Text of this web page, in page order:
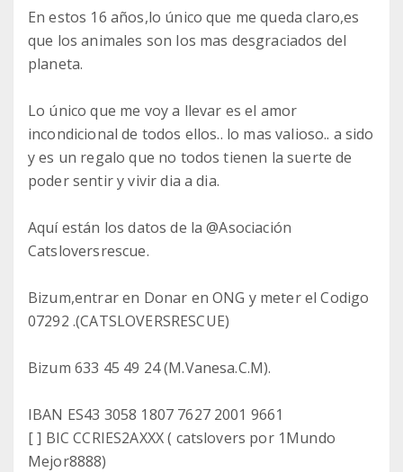
En estos 16 años,lo único que me queda claro,es
que los animales son los mas desgraciados del
planeta.
Lo único que me voy a llevar es el amor
incondicional de todos ellos.. lo mas valioso.. a sido
y es un regalo que no todos tienen la suerte de
poder sentir y vivir dia a dia.
Aquí están los datos de la @Asociación
Catsloversrescue.
Bizum,entrar en Donar en ONG y meter el Codigo
07292 .(CATSLOVERSRESCUE)
Bizum 633 45 49 24 (M.Vanesa.C.M).
IBAN ES43 3058 1807 7627 2001 9661
[ ] BIC CCRIES2AXXX ( catslovers por 1Mundo
Mejor8888)